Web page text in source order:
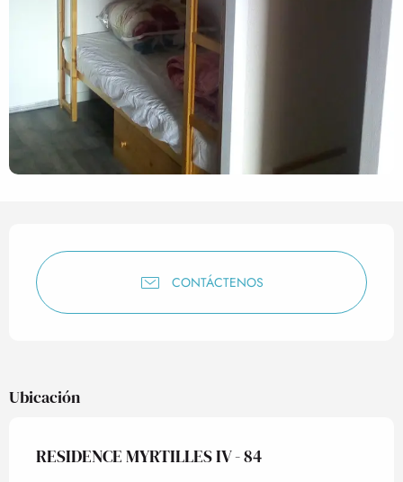
Horarios y datos de
CONTÁCTENOS
Ubicación
RESIDENCE MYRTILLES IV - 84